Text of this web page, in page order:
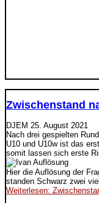
Zwischenstand
DJEM 25. August 2021
Nach drei gespielten
U10 und U10w ist das
somit lassen sich erste
Hier die Auflösung der
standen Schwarz zwei
Weiterlesen: